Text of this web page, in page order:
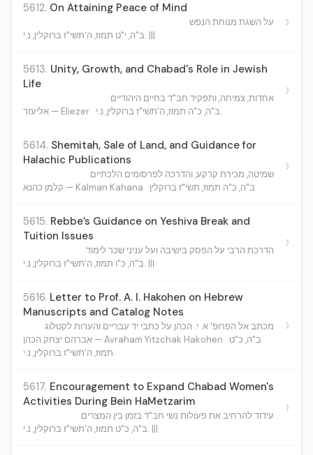
5612. On Attaining Peace of Mind
על השגת מנוחת הנפש
ב"ה, י"ט תמוז, ה'תשי"ז ברוקלין, נ.י. |||
›
5613. Unity, Growth, and Chabad's Role in Jewish
Life
אחדות, צמיחה, ותפקיד חב"ד בחיים היהודיים
אליעזר — Eliezer
ב"ה, כ"ה תמוז, ה'תשי"ז ברוקלין, נ.י.
›
5614. Shemitah, Sale of Land, and Guidance for
Halachic Publications
שמיטה, מכירת קרקע, והדרכה לפרסומים הלכתיים
קלמן כהנא — Kalman Kahana
ב"ה, כ"ה תמוז, תשי"ז ברוקלין.
›
5615. Rebbe’s Guidance on Yeshiva Break and
Tuition Issues
הדרכת הרבי על הפסק בישיבה ועל עניני שכר לימוד
ב"ה, כ"ו תמוז, ה'תשי"ז ברוקלין, נ.י. |||
›
5616. Letter to Prof. A. I. Hakohen on Hebrew
Manuscripts and Catalog Notes
מכתב אל הפרופ' א. י. הכהן על כתבי יד עבריים והערות לקטלוג
אברהם יצחק הכהן — Avraham Yitzchak Hakohen
ב"ה, כ"ט
תמוז, ה'תשי"ז ברוקלין, נ.י.
›
5617. Encouragement to Expand Chabad Women's
Activities During Bein HaMetzarim
עידוד להרחיב את פעולות נשי חב"ד בזמן בין המצרים
ב"ה, כ"ט תמוז, ה'תשי"ז ברוקלין, נ.י. |||
›